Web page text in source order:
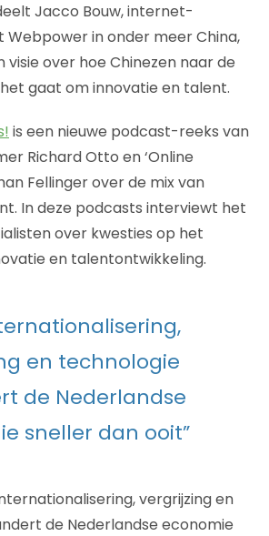
Jacco Bouw, internet-
in onder meer China,
visie over hoe Chinezen naar de
gaat om innovatie en talent.
is een nieuwe podcast-reeks van
Richard Otto en ‘Online
Fellinger over de mix van
In deze podcasts interviewt het
over kwesties op het
en talentontwikkeling.
en technologie
de Nederlandse
sneller dan ooit”
vergrijzing en
de Nederlandse economie